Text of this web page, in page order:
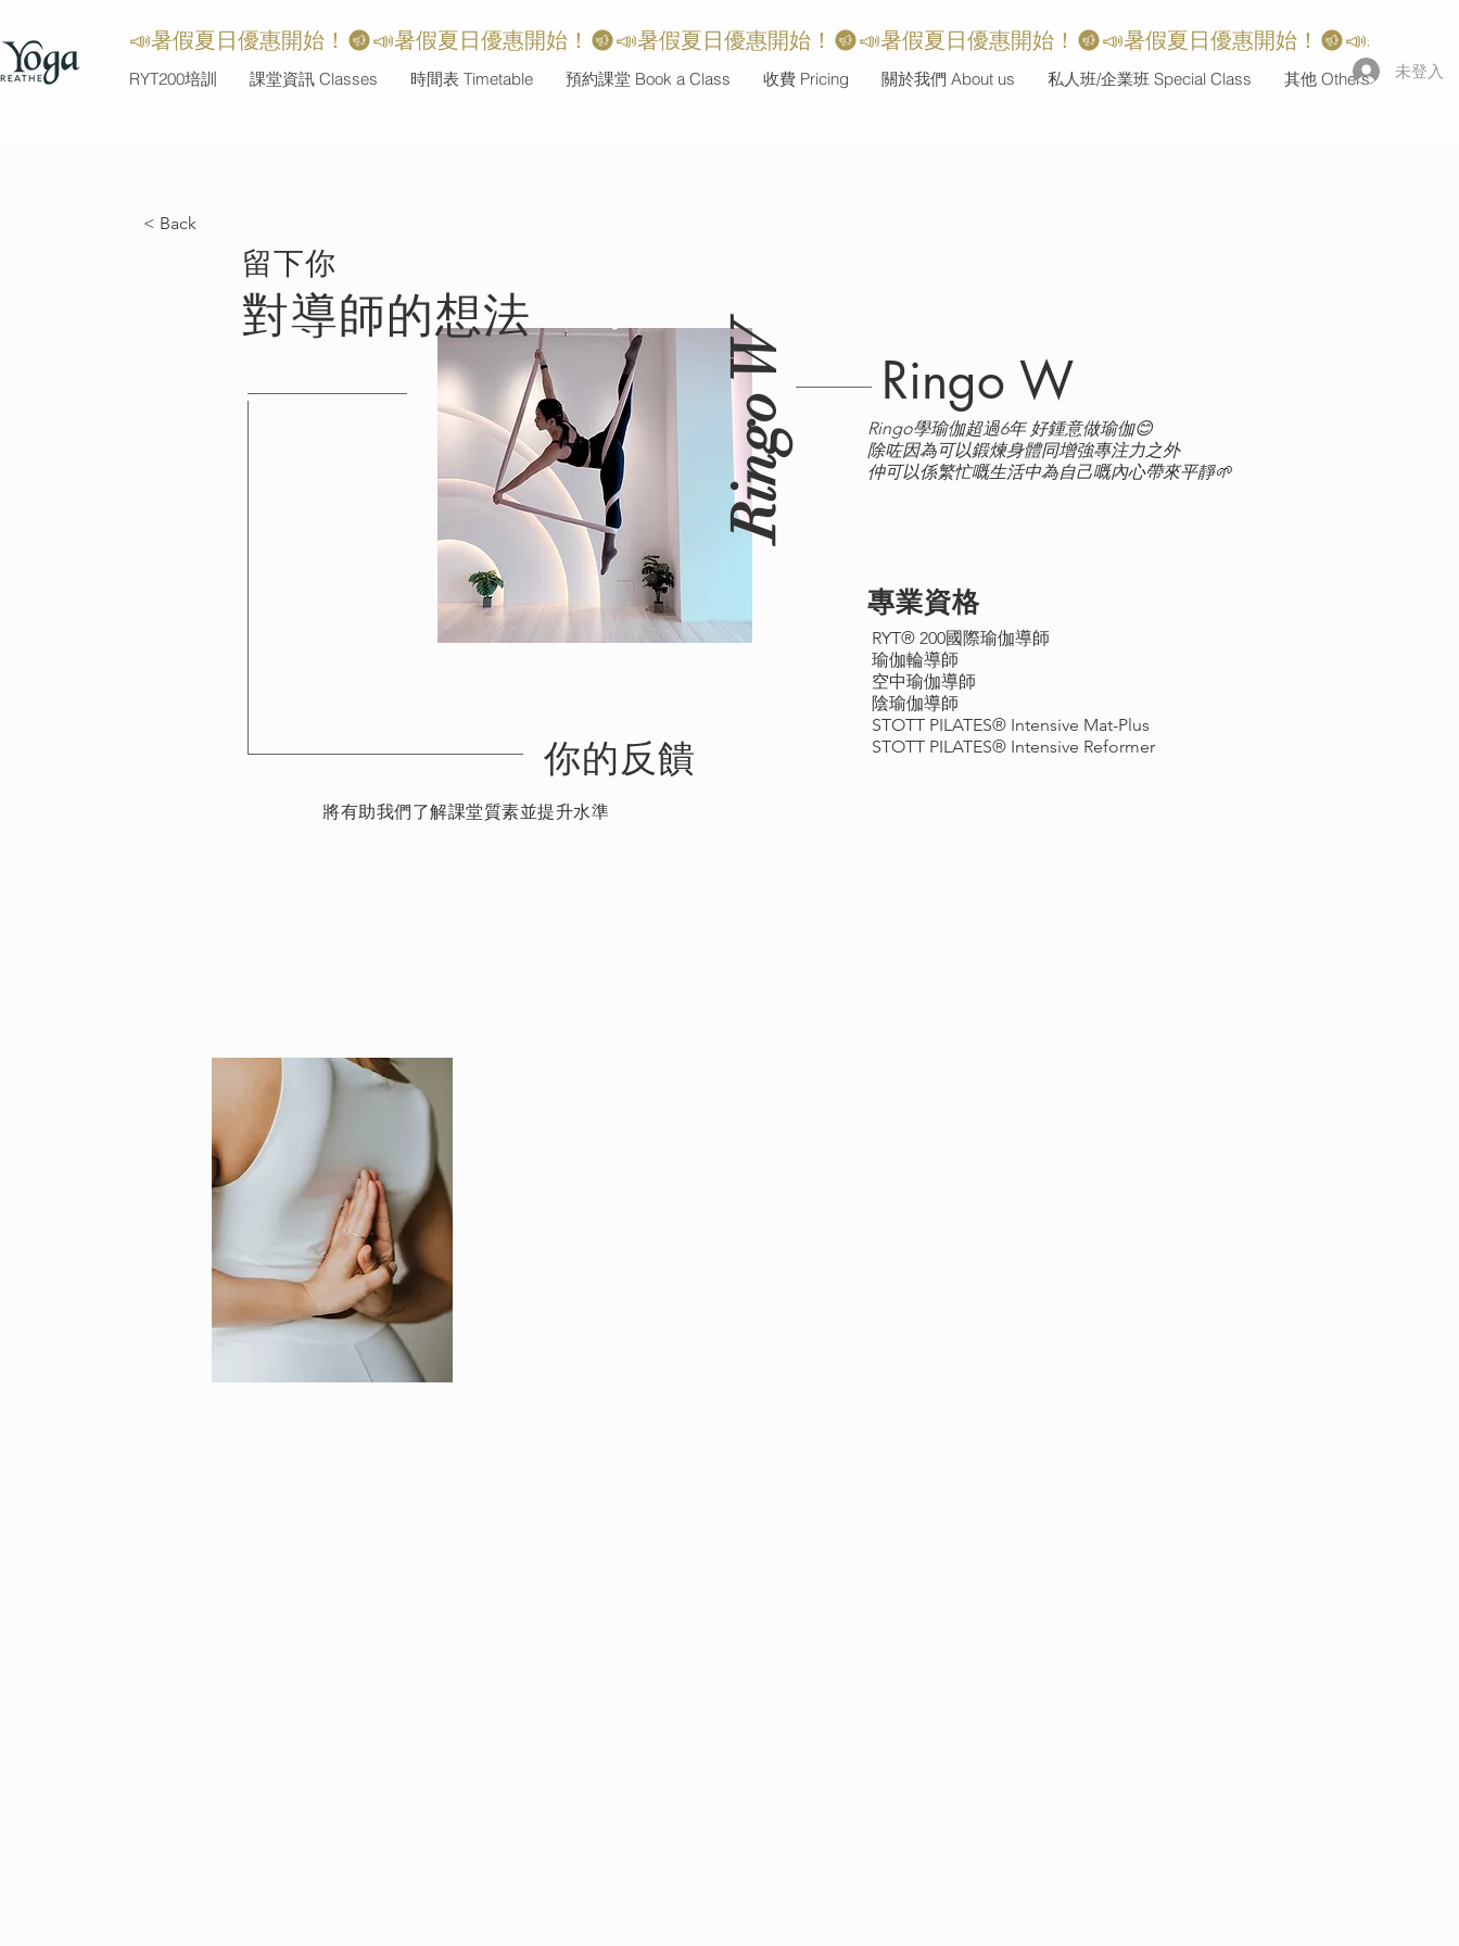
未登入
< Back
​留下你
對導師的想法
Ringo W
​你的反饋
將有助我們了解課堂質素並提升水準
Ringo W
Ringo學瑜伽超過6年 好鍾意做瑜伽😊
除咗因為可以鍛煉身體同增強專注力之外
仲可以係繁忙嘅生活中為自己嘅內心帶來平靜🌱
專業資格
RYT® 200國際瑜伽導師
瑜伽輪導師
空中瑜伽導師
陰瑜伽導師
STOTT PILATES® Intensive Mat-Plus
STOTT PILATES® Intensive Reformer
RYT200培訓 課堂資訊 Classes 時間表 Timetable 預約課堂 Book a Class 收費 Pricing 關於我們 About us 私人班/企業班 Special Class 其他 Others
📣暑假夏日優惠開始！